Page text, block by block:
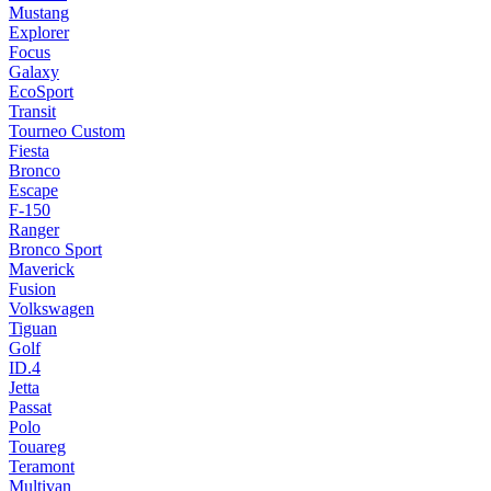
Mustang
Explorer
Focus
Galaxy
EcoSport
Transit
Tourneo Custom
Fiesta
Bronco
Escape
F-150
Ranger
Bronco Sport
Maverick
Fusion
Volkswagen
Tiguan
Golf
ID.4
Jetta
Passat
Polo
Touareg
Teramont
Multivan